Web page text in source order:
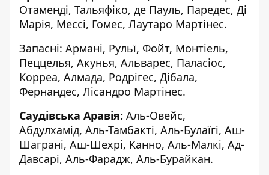
Отаменді, Тальяфіко, де Пауль, Паредес, Ді
Марія, Мессі, Гомес, Лаутаро Мартінес.
Запасні: Армані, Рульї, Фойт, Монтіель,
Пеццелья, Акунья, Альварес, Паласіос,
Корреа, Алмада, Родрігес, Дібала,
Фернандес, Лісандро Мартінес.
Саудівська Аравія: Аль-Овейс,
Абдулхамід, Аль-Тамбакті, Аль-Булаїгі, Аш-
Шаграні, Аш-Шехрі, Канно, Аль-Малкі, Ад-
Давсарі, Аль-Фарадж, Аль-Бурайкан.